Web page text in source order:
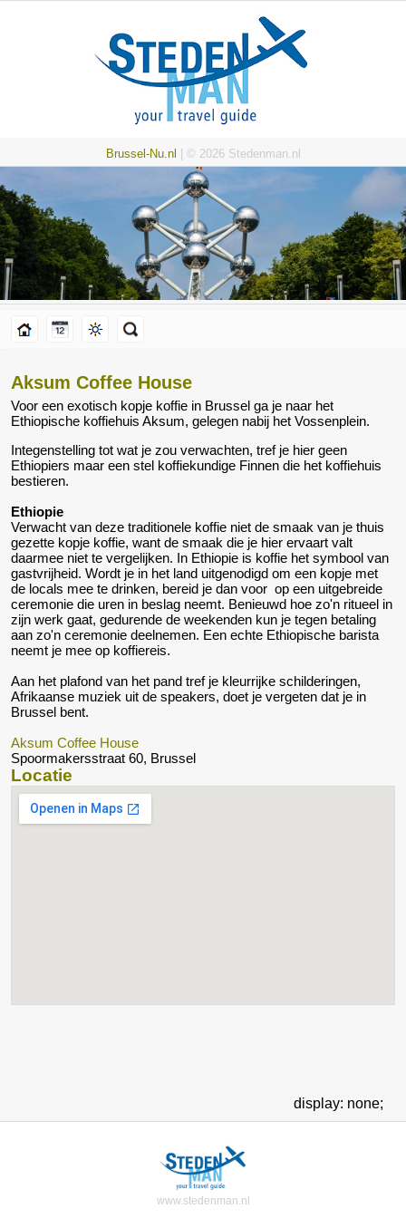
Brussel-Nu.nl | © 2026 Stedenman.nl
Aksum Coffee House
Voor een exotisch kopje koffie in Brussel ga je naar het
Ethiopische koffiehuis Aksum, gelegen nabij het Vossenplein.
Integenstelling tot wat je zou verwachten, tref je hier geen
Ethiopiers maar een stel koffiekundige Finnen die het koffiehuis
bestieren.
Ethiopie
Verwacht van deze traditionele koffie niet de smaak van je thuis
gezette kopje koffie, want de smaak die je hier ervaart valt
daarmee niet te vergelijken. In Ethiopie is koffie het symbool van
gastvrijheid. Wordt je in het land uitgenodigd om een kopje met
de locals mee te drinken, bereid je dan voor op een uitgebreide
ceremonie die uren in beslag neemt. Benieuwd hoe zo'n ritueel in
zijn werk gaat, gedurende de weekenden kun je tegen betaling
aan zo'n ceremonie deelnemen. Een echte Ethiopische barista
neemt je mee op koffiereis.
Aan het plafond van het pand tref je kleurrijke schilderingen,
Afrikaanse muziek uit de speakers, doet je vergeten dat je in
Brussel bent.
Aksum Coffee House
Spoormakersstraat 60, Brussel
Locatie
display: none;
www.stedenman.nl